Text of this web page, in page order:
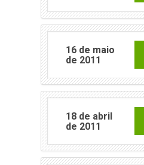
16 de maio
de 2011
18 de abril
de 2011